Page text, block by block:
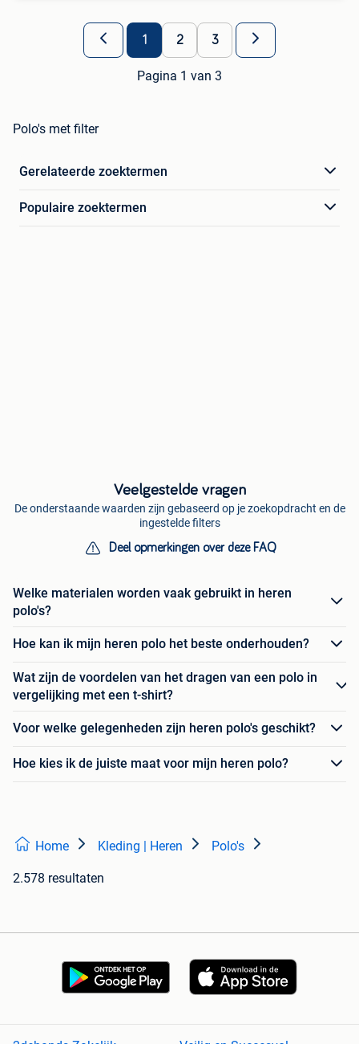
1 2 3
Pagina 1 van 3
Polo's met filter
Gerelateerde zoektermen
Populaire zoektermen
Veelgestelde vragen
De onderstaande waarden zijn gebaseerd op je zoekopdracht en de
ingestelde filters
Deel opmerkingen over deze FAQ
Welke materialen worden vaak gebruikt in heren
polo's?
Hoe kan ik mijn heren polo het beste onderhouden?
Wat zijn de voordelen van het dragen van een polo in
vergelijking met een t-shirt?
Voor welke gelegenheden zijn heren polo's geschikt?
Hoe kies ik de juiste maat voor mijn heren polo?
Home Kleding | Heren Polo's
2.578 resultaten